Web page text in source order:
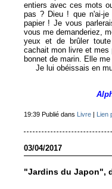
entiers avec ces mots
pas ? Dieu ! que n'ai-
papier ! Je vous
vous me demanderiez,
yeux et de brûler
cachait mon livre et
bonnet de marin. Elle
Je lui obéissais en
19:39 Publié dans Livre| Lien
03/04/2017
"Jardins du Japon",